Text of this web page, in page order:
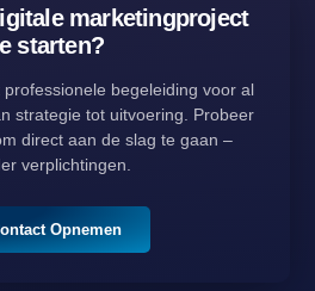
marketingproject
starten?
begeleiding voor al
strategie tot uitvoering. Probeer
direct aan de slag te gaan –
verplichtingen.
Opnemen